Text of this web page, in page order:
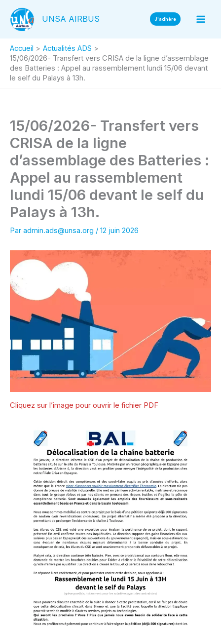
contenu
UNSA AIRBUS J'adhère
Accueil
Actualités ADS
15/06/2026- Transfert vers CRISA de la ligne d’assemblage
des Batteries : Appel au rassemblement lundi 15/06 devant
le self du Palays à 13h.
15/06/2026- Transfert vers
CRISA de la ligne
d’assemblage des Batteries :
Appel au rassemblement
lundi 15/06 devant le self du
Palays à 13h.
Par admin.ads@unsa.org / 12 juin 2026
Cliquez sur l’image pour ouvrir le fichier PDF